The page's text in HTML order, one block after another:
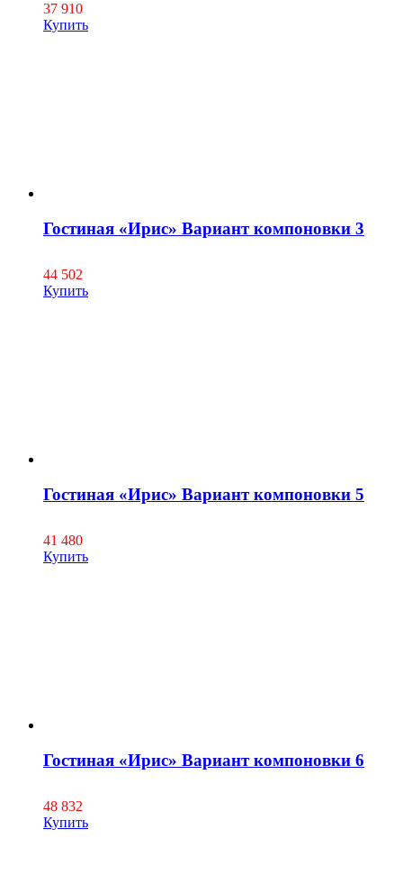
37 910
Купить
Гостиная «Ирис» Вариант компоновки 3
44 502
Купить
Гостиная «Ирис» Вариант компоновки 5
41 480
Купить
Гостиная «Ирис» Вариант компоновки 6
48 832
Купить